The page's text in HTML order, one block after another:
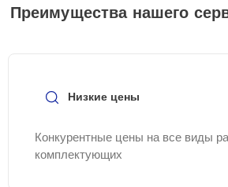
Преимущества нашего
Низкие цены
Конкурентные цены на все виды
комплектующих